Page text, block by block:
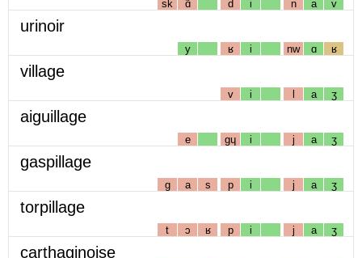
sk ɑ̃ d i n a v
urinoir
y ʁ i nw ɑ ʁ
village
v i l a ʒ
aiguillage
e gɥ i j a ʒ
gaspillage
g a s p i j a ʒ
torpillage
t ɔ ʁ p i j a ʒ
carthaginoise